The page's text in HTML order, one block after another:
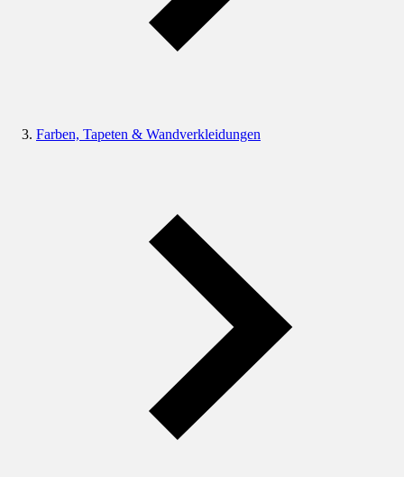
Farben, Tapeten & Wandverkleidungen